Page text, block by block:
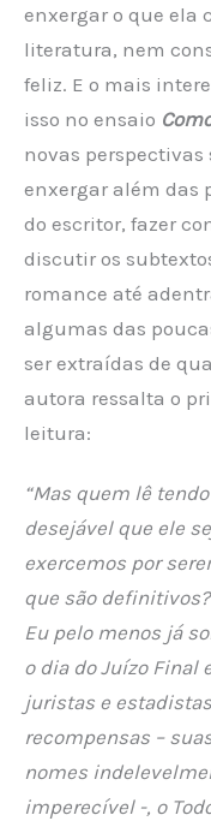
enxergar o que ela
literatura, nem
feliz. E o mais
isso no ensaio
novas
enxergar além das
do escritor, fazer
discutir os
romance até
algumas das
ser extraídas de
autora ressalta o
leitura:
“Mas quem lê
desejável que ele
exercemos por
que são
Eu pelo menos já
o dia do Juízo Final
juristas e
recompensas –
nomes
imperecível -, o